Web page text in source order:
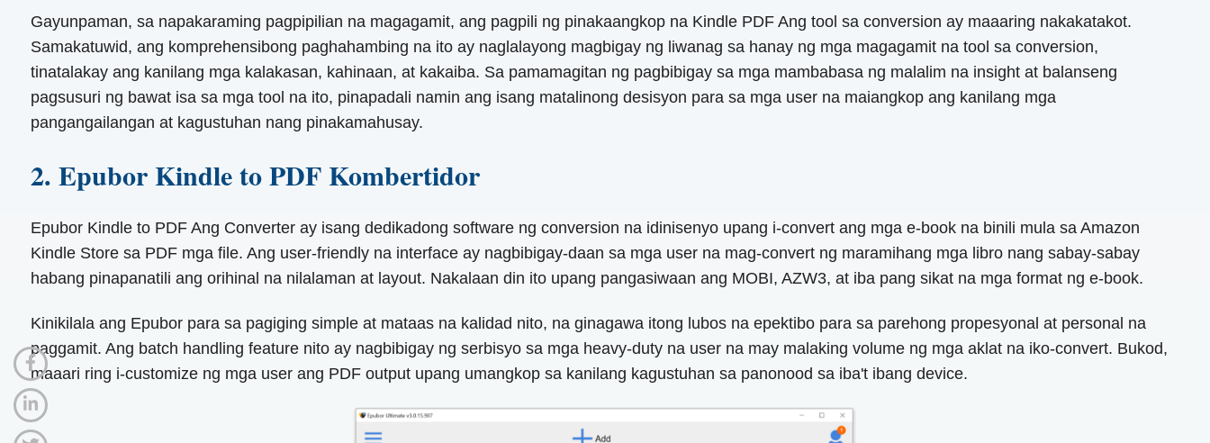
Gayunpaman, sa napakaraming pagpipilian na magagamit, ang pagpili ng pinakaangkop na Kindle PDF Ang tool sa conversion ay maaaring nakakatakot.
Samakatuwid, ang komprehensibong paghahambing na ito ay naglalayong magbigay ng liwanag sa hanay ng mga magagamit na tool sa conversion,
tinatalakay ang kanilang mga kalakasan, kahinaan, at kakaiba. Sa pamamagitan ng pagbibigay sa mga mambabasa ng malalim na insight at balanseng
pagsusuri ng bawat isa sa mga tool na ito, pinapadali namin ang isang matalinong desisyon para sa mga user na maiangkop ang kanilang mga
pangangailangan at kagustuhan nang pinakamahusay.
2. Epubor Kindle to PDF Kombertidor
Epubor Kindle to PDF Ang Converter ay isang dedikadong software ng conversion na idinisenyo upang i-convert ang mga e-book na binili mula sa Amazon
Kindle Store sa PDF mga file. Ang user-friendly na interface ay nagbibigay-daan sa mga user na mag-convert ng maramihang mga libro nang sabay-sabay
habang pinapanatili ang orihinal na nilalaman at layout. Nakalaan din ito upang pangasiwaan ang MOBI, AZW3, at iba pang sikat na mga format ng e-book.
Kinikilala ang Epubor para sa pagiging simple at mataas na kalidad nito, na ginagawa itong lubos na epektibo para sa parehong propesyonal at personal na
paggamit. Ang batch handling feature nito ay nagbibigay ng serbisyo sa mga heavy-duty na user na may malaking volume ng mga aklat na iko-convert. Bukod,
maaari ring i-customize ng mga user ang PDF output upang umangkop sa kanilang kagustuhan sa panonood sa iba't ibang device.